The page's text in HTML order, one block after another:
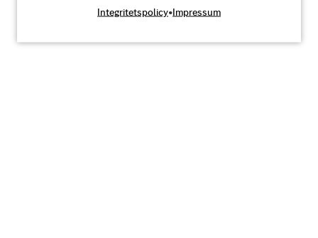
Integritetspolicy•Impressum